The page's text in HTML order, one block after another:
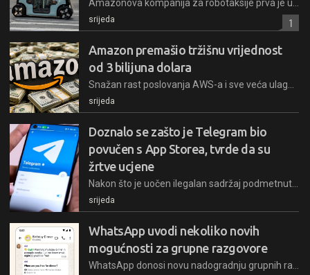
srijeda 1
Amazon premašio tržišnu vrijednost
od 3 bilijuna dolara
srijeda
Doznalo se zašto je Telegram bio
povučen s App Storea, tvrde da su
žrtve ucjene
srijeda
WhatsApp uvodi nekoliko novih
mogućnosti za grupne razgovore